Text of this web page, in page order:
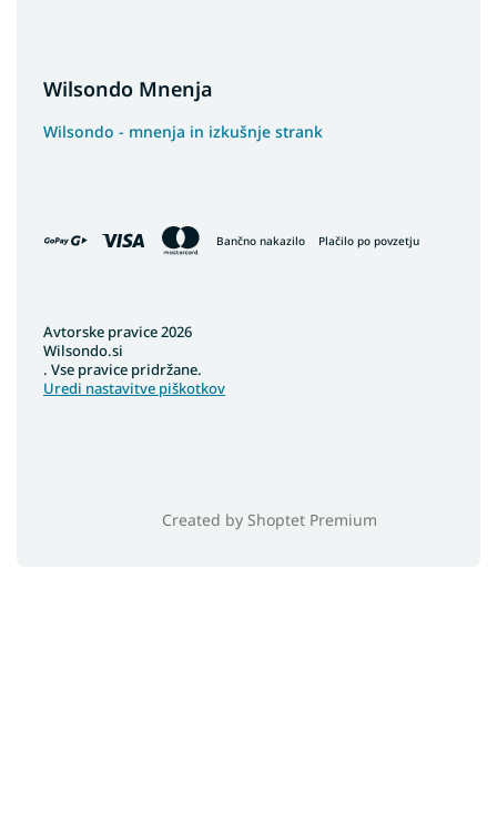
Wilsondo Mnenja
Wilsondo - mnenja in izkušnje strank
Bančno nakazilo Plačilo po povzetju
Created by Shoptet Premium
Avtorske pravice 2026
Wilsondo.si
. Vse pravice pridržane.
Uredi nastavitve piškotkov